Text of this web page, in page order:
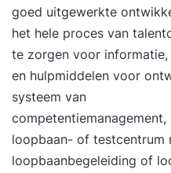
goed uitgewerkte
het hele proces van
te zorgen voor informatie,
en hulpmiddelen voor
systeem van
loopbaan- of testcentrum
loopbaanbegeleiding of